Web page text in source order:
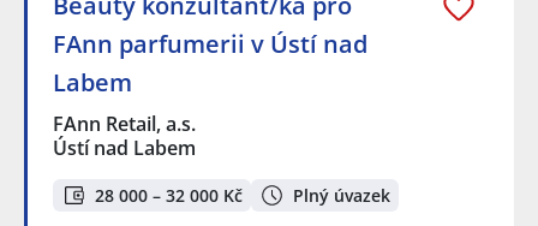
FAnn parfumerii v Ústí nad
Labem
FAnn Retail, a.s.
Ústí nad Labem
28 000 – 32 000 Kč Plný úvazek